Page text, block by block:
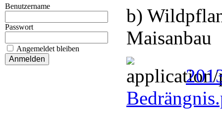
Benutzername
Passwort
Angemeldet bleiben
b)
Maisanbau